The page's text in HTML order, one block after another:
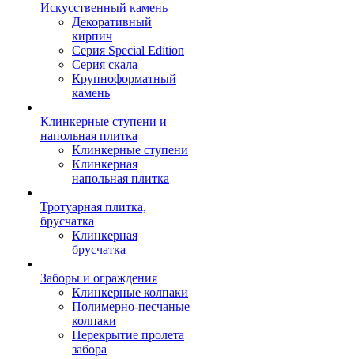
Искусственный камень
Декоративный
кирпич
Серия Special Edition
Серия скала
Крупноформатный
камень
Клинкерные ступени и
напольная плитка
Клинкерные ступени
Клинкерная
напольная плитка
Тротуарная плитка,
брусчатка
Клинкерная
брусчатка
Заборы и ограждения
Клинкерные колпаки
Полимерно-песчаные
колпаки
Перекрытие пролета
забора